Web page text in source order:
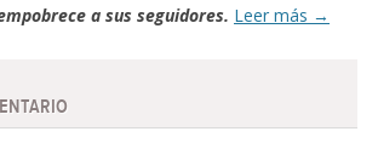
a sus seguidores. Leer más →